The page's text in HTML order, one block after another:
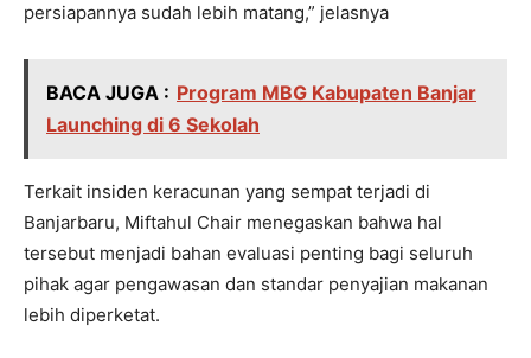
persiapannya sudah lebih matang,” jelasnya
BACA JUGA : Program MBG Kabupaten Banjar
Launching di 6 Sekolah
Terkait insiden keracunan yang sempat terjadi di
Banjarbaru, Miftahul Chair menegaskan bahwa hal
tersebut menjadi bahan evaluasi penting bagi seluruh
pihak agar pengawasan dan standar penyajian makanan
lebih diperketat.